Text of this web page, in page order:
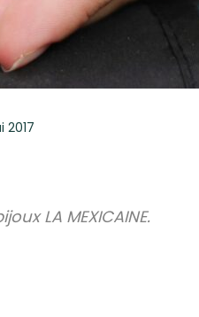
2017
LA MEXICAINE.